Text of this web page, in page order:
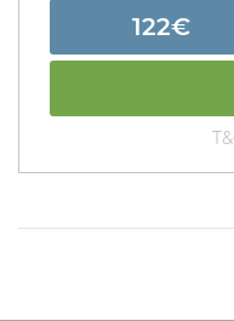
122€